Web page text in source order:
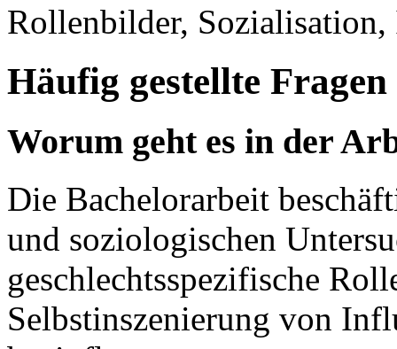
Rollenbilder,
Häufig gestellte Fragen
Worum geht es in der
Die Bachelorarbeit
und soziologischen
geschlechtsspezifische
Selbstinszenierung von